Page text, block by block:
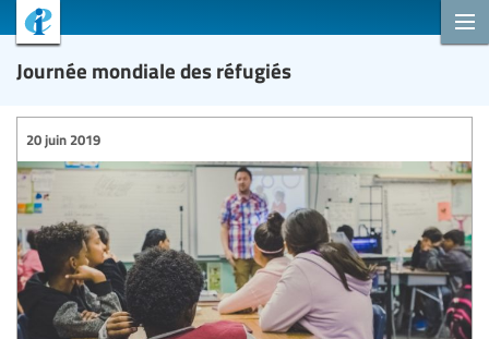
Journée mondiale des réfugiés
20 juin 2019